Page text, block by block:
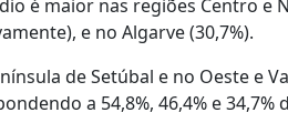
é maior nas regiões Centro e
e no Algarve (30,7%).
de Setúbal e no Oeste e
a 54,8%, 46,4% e